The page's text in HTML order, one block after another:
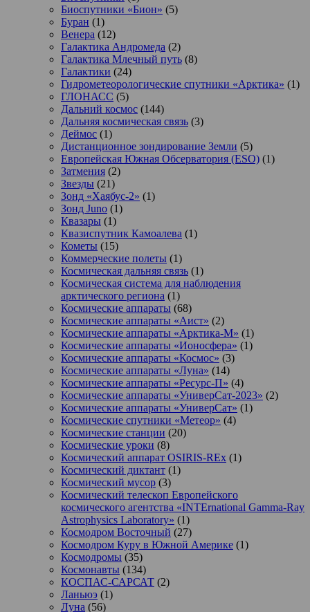
Биоспутники «Бион» (5)
Буран (1)
Венера (12)
Галактика Андромеда (2)
Галактика Млечный путь (8)
Галактики (24)
Гидрометеорологические спутники «Арктика» (1)
ГЛОНАСС (5)
Дальний космос (144)
Дальняя космическая связь (3)
Деймос (1)
Дистанционное зондирование Земли (5)
Европейская Южная Обсерватория (ESO) (1)
Затмения (2)
Звезды (21)
Зонд «Хаябус-2» (1)
Зонд Juno (1)
Квазары (1)
Квазиспутник Камоалева (1)
Кометы (15)
Коммерческие полеты (1)
Космическая дальняя связь (1)
Космическая система для наблюдения
арктического региона (1)
Космические аппараты (68)
Космические аппараты «Аист» (2)
Космические аппараты «Арктика-М» (1)
Космические аппараты «Ионосфера» (1)
Космические аппараты «Космос» (3)
Космические аппараты «Луна» (14)
Космические аппараты «Ресурс-П» (4)
Космические аппараты «УниверСат-2023» (2)
Космические аппараты «УниверСат» (1)
Космические спутники «Метеор» (4)
Космические станции (20)
Космические уроки (8)
Космический аппарат OSIRIS-REx (1)
Космический диктант (1)
Космический мусор (3)
Космический телескоп Европейского
космического агентства «INTErnational Gamma-Ray
Astrophysics Laboratory» (1)
Космодром Восточный (27)
Космодром Куру в Южной Америке (1)
Космодромы (35)
Космонавты (134)
КОСПАС-САРСАТ (2)
Ланьюэ (1)
Луна (56)